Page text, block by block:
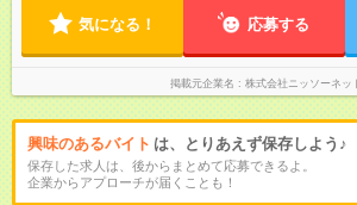
気になる！ 応募する
掲載元企業名 株式会社ニッソーネッ
興味のあるバイト は、とりあえず保存しよう♪
保存した求人は、後からまとめて応募できるよ。
企業からアプローチが届くことも！